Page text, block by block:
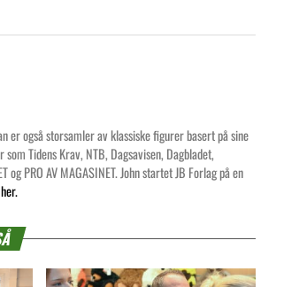
er også storsamler av klassiske figurer basert på sine
Tidens Krav, NTB, Dagsavisen, Dagbladet,
PRO AV MAGASINET. John startet JB Forlag på en
her.